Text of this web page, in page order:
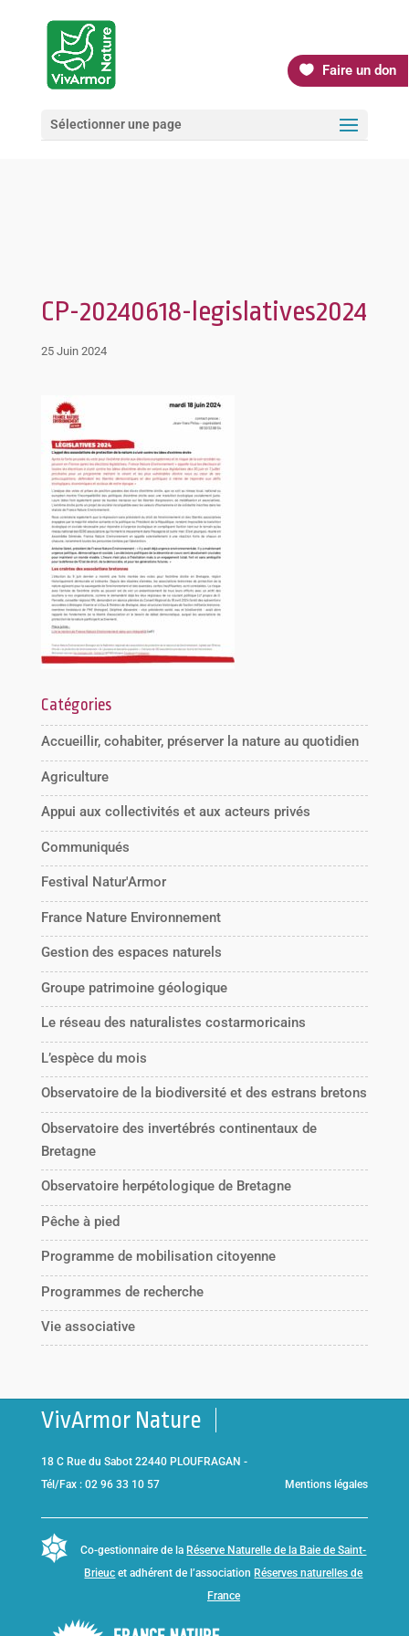
Faire un don
Sélectionner une page
CP-20240618-legislatives2024
25 Juin 2024
Catégories
Accueillir, cohabiter, préserver la nature au quotidien
Agriculture
Appui aux collectivités et aux acteurs privés
Communiqués
Festival Natur'Armor
France Nature Environnement
Gestion des espaces naturels
Groupe patrimoine géologique
Le réseau des naturalistes costarmoricains
L’espèce du mois
Observatoire de la biodiversité et des estrans bretons
Observatoire des invertébrés continentaux de
Bretagne
Observatoire herpétologique de Bretagne
Pêche à pied
Programme de mobilisation citoyenne
Programmes de recherche
Vie associative
VivArmor Nature
18 C Rue du Sabot 22440 PLOUFRAGAN -
Tél/Fax : 02 96 33 10 57
Mentions légales
Co-gestionnaire de la Réserve Naturelle de la Baie de Saint-
Brieuc et adhérent de l’association Réserves naturelles de
France